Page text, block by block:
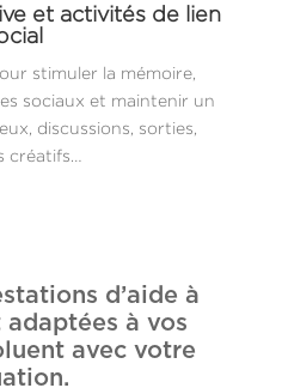
et activités de lien
stimuler la mémoire,
sociaux et maintenir un
discussions, sorties,
créatifs…
d’aide à
à vos
avec votre